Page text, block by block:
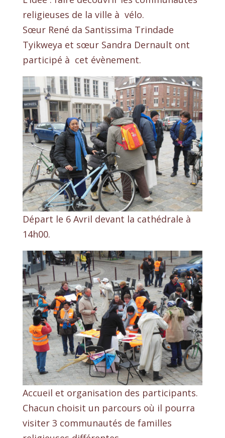
religieuses de la ville à vélo.
Sœur René da Santissima Trindade
Tyikweya et sœur Sandra Dernault ont
participé à cet évènement.
Départ le 6 Avril devant la cathédrale à
14h00.
Accueil et organisation des participants.
Chacun choisit un parcours où il pourra
visiter 3 communautés de familles